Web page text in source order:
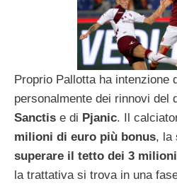
Proprio Pallotta ha intenzione
personalmente dei rinnovi del
Sanctis e di Pjanic. Il
milioni di euro più bonus, la
superare il tetto dei 3
la trattativa si trova in una